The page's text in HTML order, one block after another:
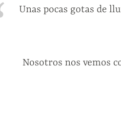
Unas pocas gotas de
Nosotros nos vemos